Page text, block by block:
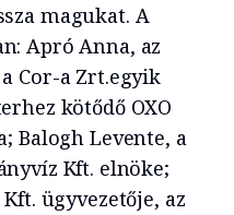
magukat. A
Apró Anna, az
Cor-a Zrt.egyik
kötődő OXO
Balogh Levente, a
Kft. elnöke;
ügyvezetője, az